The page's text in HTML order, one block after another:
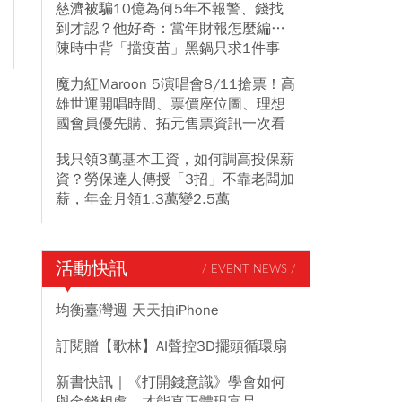
慈濟被騙10億為何5年不報警、錢找
到才認？他好奇：當年財報怎麼編…
陳時中背「擋疫苗」黑鍋只求1件事
魔力紅Maroon 5演唱會8/11搶票！高
雄世運開唱時間、票價座位圖、理想
國會員優先購、拓元售票資訊一次看
我只領3萬基本工資，如何調高投保薪
資？勞保達人傳授「3招」不靠老闆加
薪，年金月領1.3萬變2.5萬
活動快訊 / EVENT NEWS /
均衡臺灣週 天天抽iPhone
訂閱贈【歌林】AI聲控3D擺頭循環扇
新書快訊｜《打開錢意識》學會如何